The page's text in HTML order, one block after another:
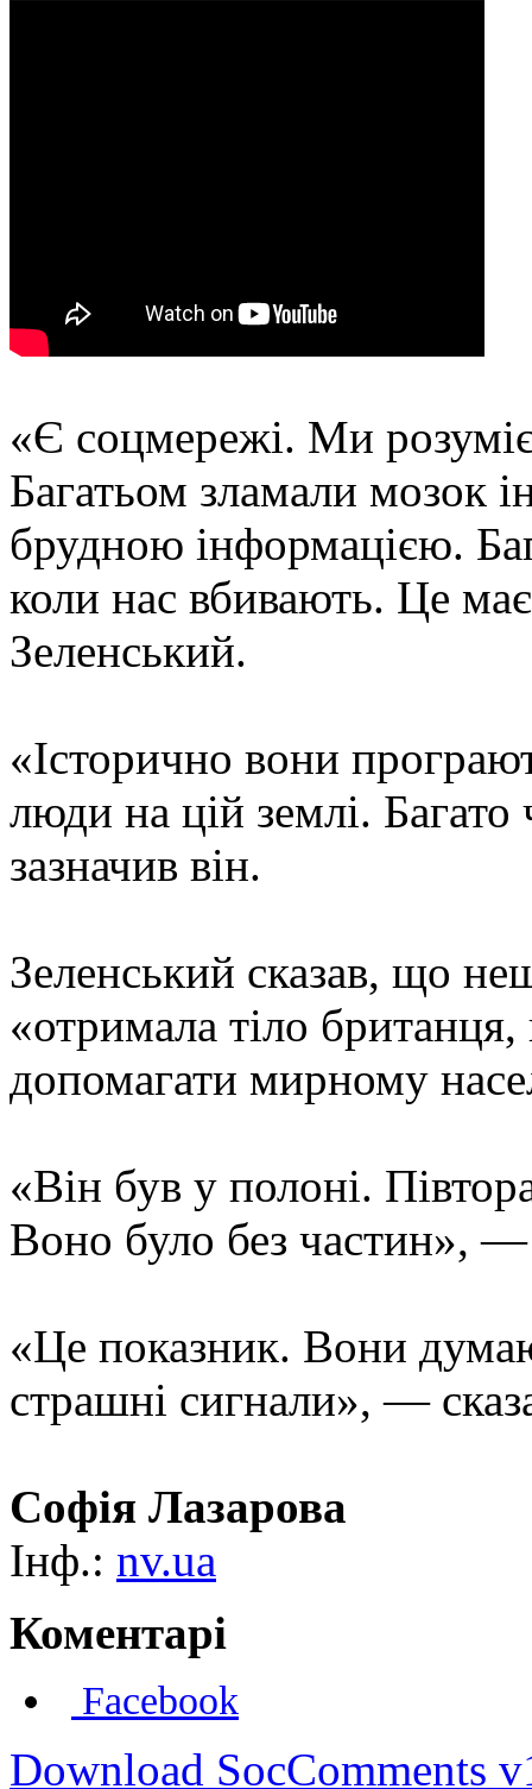
«Є соцмережі. Ми
Багатьом зламали мозок
брудною інформацією.
коли нас вбивають. Це
Зеленський.
«Історично вони
люди на цій землі.
зазначив він.
Зеленський сказав, що
«отримала тіло
допомагати мирному
«Він був у полоні.
Воно було без частин», —
«Це показник. Вони
страшні сигнали», —
Софія Лазарова
Інф.: nv.ua
Коментарі
Facebook
Download SocComments